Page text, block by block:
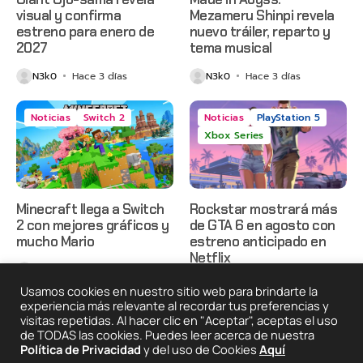
visual y confirma
estreno para enero de
2027
N3k0 Hace 3 días
Mezameru Shinpi revela
nuevo tráiler, reparto y
tema musical
N3k0 Hace 3 días
Noticias Switch 2
Minecraft llega a Switch
2 con mejores gráficos y
mucho Mario
Noticias
PlayStation 5
Xbox Series
Rockstar mostrará más
de GTA 6 en agosto con
estreno anticipado en
Netflix
N3k0 Hace 4 días
2025 © Degeneraciónx.com | Anime, Games & Nothing
Usamos cookies en nuestro sitio web para brindarte la
experiencia más relevante al recordar tus preferencias y
visitas repetidas. Al hacer clic en "Aceptar", aceptas el uso
de TODAS las cookies. Puedes leer acerca de nuestra
Política de Privacidad y del uso de Cookies Aquí